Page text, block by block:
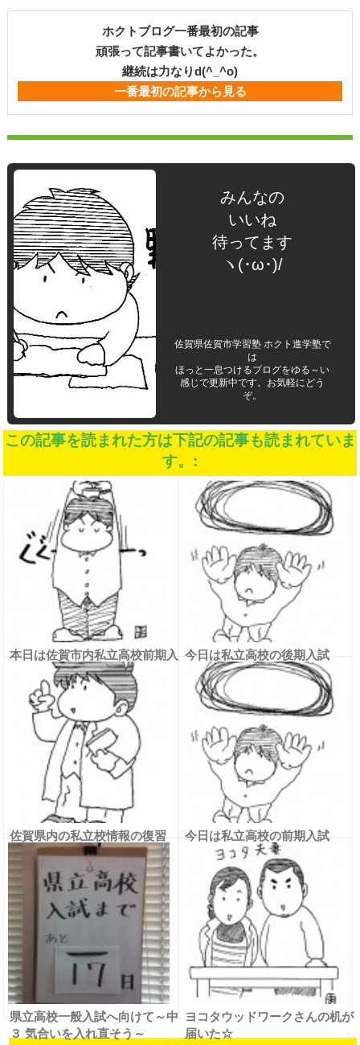
ホクトブログ一番最初の記事
頑張って記事書いてよかった。
継続は力なりd(^_^o)
一番最初の記事から見る
みんなの
いいね
待ってます
ヽ(･ω･)/
佐賀県佐賀市学習塾 ホクト進学塾で
は
ほっと一息つけるブログをゆる～い
感じで更新中です。お気軽にどう
ぞ。
この記事を読まれた方は下記の記事も読まれていま
す。:
本日は佐賀市内私立高校前期入 今日は私立高校の後期入試
佐賀県内の私立校情報の復習
②（佐賀女子、北陵）
今日は私立高校の前期入試
県立高校一般入試へ向けて～中
３ 気合いを入れ直そう～
ヨコタウッドワークさんの机が
届いた☆